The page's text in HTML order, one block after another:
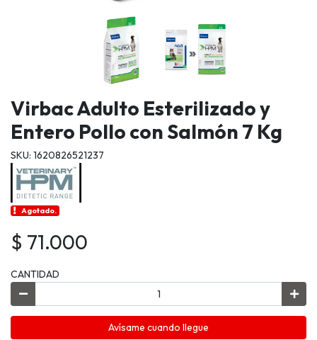
Virbac Adulto Esterilizado y
Entero Pollo con Salmón 7 Kg
SKU: 1620826521237
Agotado.
$ 71.000
CANTIDAD
Avísame cuando llegue